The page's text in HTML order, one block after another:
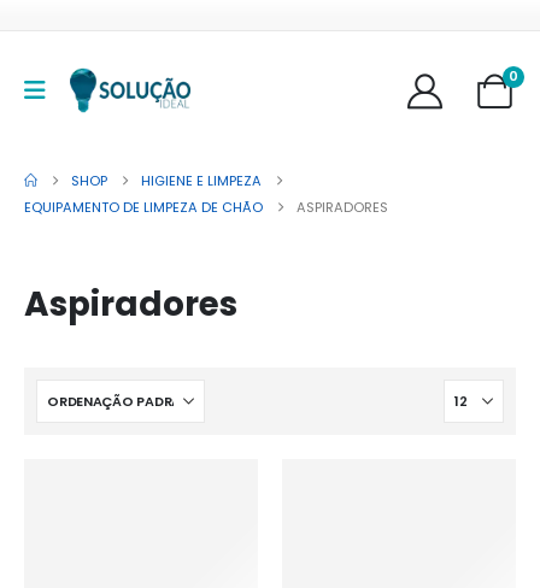
0
SHOP
HIGIENE E LIMPEZA
EQUIPAMENTO DE LIMPEZA DE CHÃO
ASPIRADORES
Aspiradores